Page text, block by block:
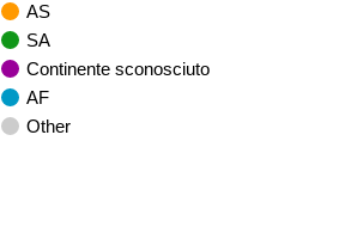
AS
SA
Continente sconosciuto
AF
Other